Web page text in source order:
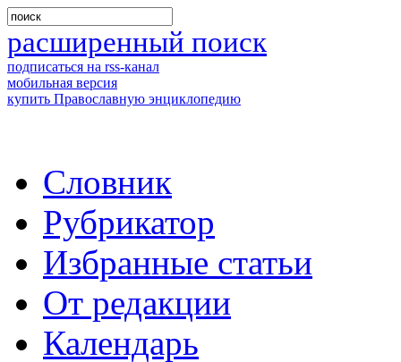
расширенный поиск
подписаться на rss-канал
мобильная версия
купить Православную энциклопедию
Словник
Рубрикатор
Избранные статьи
От редакции
Календарь